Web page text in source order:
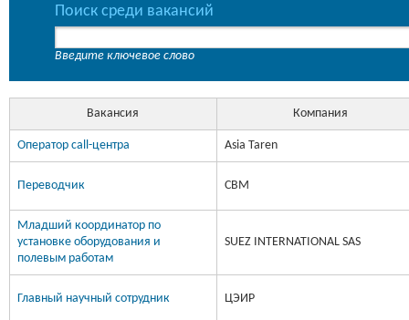
Поиск среди вакансий
Введите ключевое слово
Вакансия Компания
Оператор call-центра Asia Taren
Переводчик CBM
Младший координатор по
установке оборудования и
полевым работам
SUEZ INTERNATIONAL SAS
Главный научный сотрудник ЦЭИР